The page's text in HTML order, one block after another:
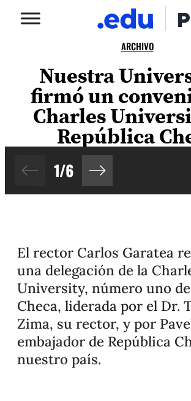
ARCHIVO
Nuestra
firmó un
Charles
República
1/6
El rector Carlos Garatea
una delegación de la
University, número uno
Checa, liderada por el Dr.
Zima, su rector, y por
embajador de República
nuestro país.